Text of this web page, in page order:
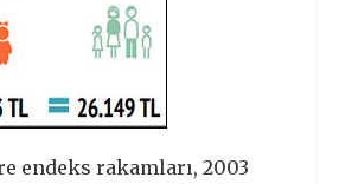
endeks rakamları, 2003